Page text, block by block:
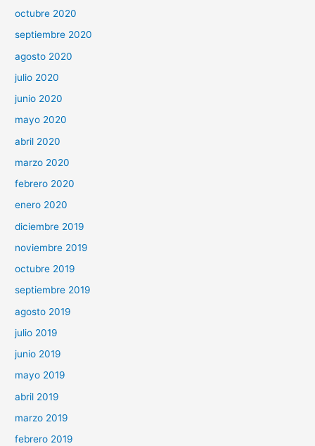
octubre 2020
septiembre 2020
agosto 2020
julio 2020
junio 2020
mayo 2020
abril 2020
marzo 2020
febrero 2020
enero 2020
diciembre 2019
noviembre 2019
octubre 2019
septiembre 2019
agosto 2019
julio 2019
junio 2019
mayo 2019
abril 2019
marzo 2019
febrero 2019